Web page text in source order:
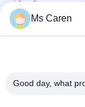
idraulica
Macchina per
1600
CP-670B
Ms Caren
Good day, what